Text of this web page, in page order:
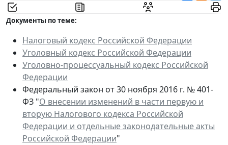
Документы по теме:
Налоговый кодекс Российской Федерации
Уголовный кодекс Российской Федерации
Уголовно-процессуальный кодекс Российской
Федерации
Федеральный закон от 30 ноября 2016 г. № 401-
ФЗ "О внесении изменений в части первую и
вторую Налогового кодекса Российской
Федерации и отдельные законодательные акты
Российской Федерации"